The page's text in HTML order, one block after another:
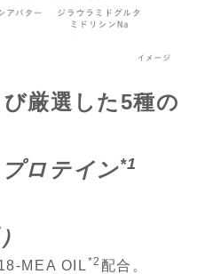
厳選した5種の
ロテイン*1
MEA OIL *2 配合。